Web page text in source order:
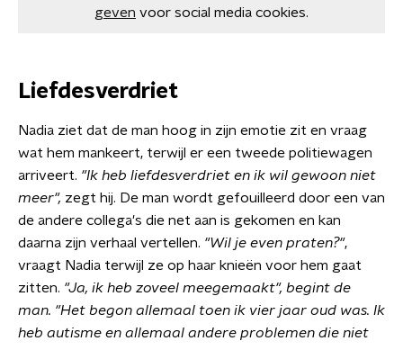
geven voor social media cookies.
Liefdesverdriet
Nadia ziet dat de man hoog in zijn emotie zit en vraag
wat hem mankeert, terwijl er een tweede politiewagen
arriveert. "Ik heb liefdesverdriet en ik wil gewoon niet
meer", zegt hij. De man wordt gefouilleerd door een van
de andere collega's die net aan is gekomen en kan
daarna zijn verhaal vertellen. "Wil je even praten?",
vraagt Nadia terwijl ze op haar knieën voor hem gaat
zitten. "Ja, ik heb zoveel meegemaakt", begint de
man. "Het begon allemaal toen ik vier jaar oud was. Ik
heb autisme en allemaal andere problemen die niet